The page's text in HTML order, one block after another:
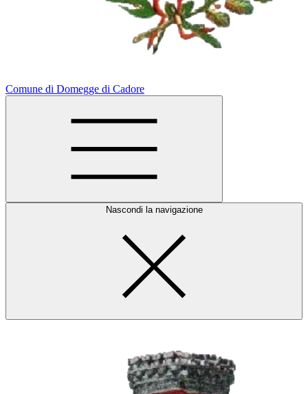
Comune di Domegge di Cadore
Nascondi la navigazione